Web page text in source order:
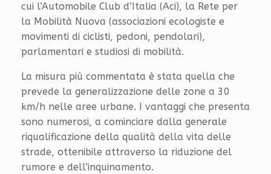
cui l’Automobile Club d’Italia (Aci), la Rete per
la Mobilità Nuova (associazioni ecologiste e
movimenti di ciclisti, pedoni, pendolari),
parlamentari e studiosi di mobilità.
La misura più commentata è stata quella che
prevede la generalizzazione delle zone a 30
km/h nelle aree urbane. I vantaggi che presenta
sono numerosi, a cominciare dalla generale
riqualificazione della qualità della vita delle
strade, ottenibile attraverso la riduzione del
rumore e dell’inquinamento.